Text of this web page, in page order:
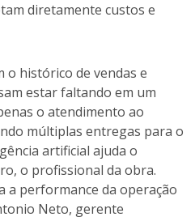
diretamente custos e
o histórico de vendas e
estar faltando em um
o atendimento ao
múltiplas entregas para o
artificial ajuda o
o profissional da obra.
a performance da operação
Neto, gerente